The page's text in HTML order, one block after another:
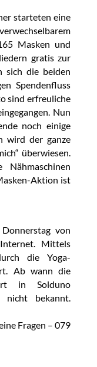
starteten eine
Masken und
gratis zur
sich die beiden
Spendenfluss
sind erfreuliche
Nun
noch einige
wird der ganze
überwiesen.
Aktion ist
von
Mittels
die Yoga-
Ab wann die
in Solduno
nicht bekannt.
Fragen – 079